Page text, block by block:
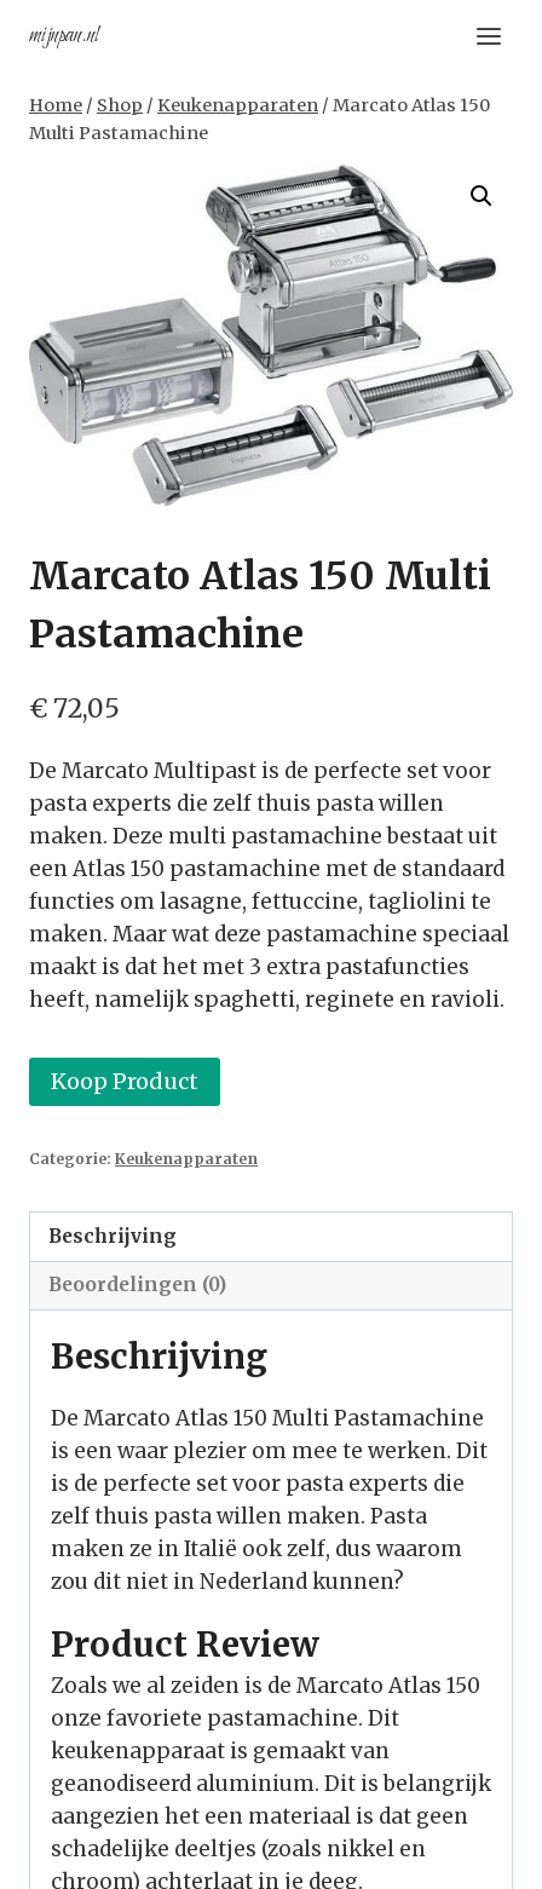
naarmijnpan.nl
Home / Shop / Keukenapparaten / Marcato Atlas 150
Multi Pastamachine
Marcato Atlas 150 Multi
Pastamachine
€72,05
De Marcato Multipast is de perfecte set voor
pasta experts die zelf thuis pasta willen
maken. Deze multi pastamachine bestaat uit
een Atlas 150 pastamachine met de standaard
functies om lasagne, fettuccine, tagliolini te
maken. Maar wat deze pastamachine speciaal
maakt is dat het met 3 extra pastafuncties
heeft, namelijk spaghetti, reginete en ravioli.
Koop Product
Categorie: Keukenapparaten
Beschrijving
Beoordelingen (0)
Beschrijving
De Marcato Atlas 150 Multi Pastamachine
is een waar plezier om mee te werken. Dit
is de perfecte set voor pasta experts die
zelf thuis pasta willen maken. Pasta
maken ze in Italië ook zelf, dus waarom
zou dit niet in Nederland kunnen?
Product Review
Zoals we al zeiden is de Marcato Atlas 150
onze favoriete pastamachine. Dit
keukenapparaat is gemaakt van
geanodiseerd aluminium. Dit is belangrijk
aangezien het een materiaal is dat geen
schadelijke deeltjes (zoals nikkel en
chroom) achterlaat in je deeg.